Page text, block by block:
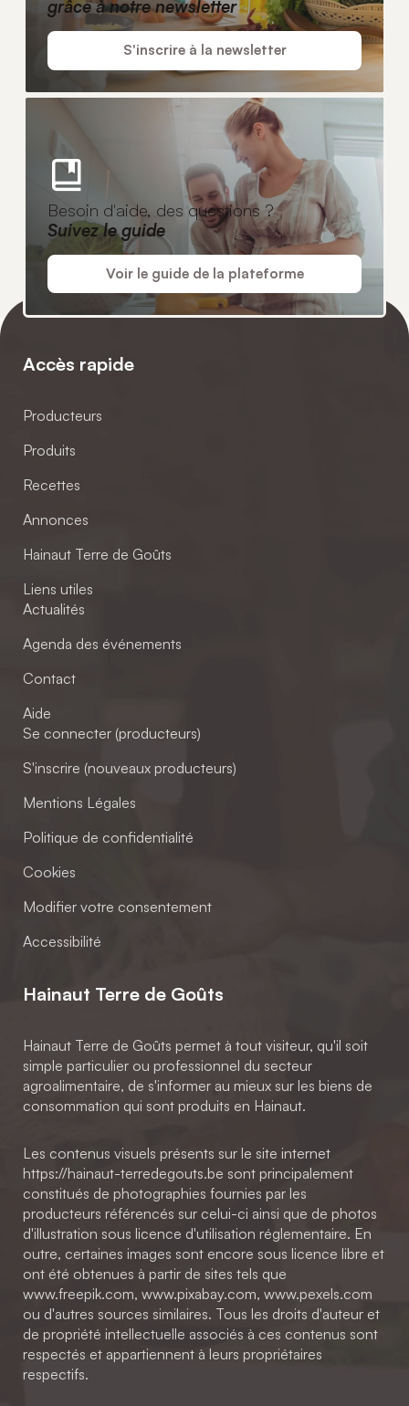
grâce à notre newsletter
S'inscrire à la newsletter
Besoin d'aide, des questions ?
Suivez le guide
Voir le guide de la plateforme
Accès rapide
Producteurs
Produits
Recettes
Annonces
Hainaut Terre de Goûts
Liens utiles
Actualités
Agenda des événements
Contact
Aide
Se connecter (producteurs)
S'inscrire (nouveaux producteurs)
Mentions Légales
Politique de confidentialité
Cookies
Modifier votre consentement
Accessibilité
Hainaut Terre de Goûts
Hainaut Terre de Goûts permet à tout visiteur, qu'il soit
simple particulier ou professionnel du secteur
agroalimentaire, de s'informer au mieux sur les biens de
consommation qui sont produits en Hainaut.
Les contenus visuels présents sur le site internet
https://hainaut-terredegouts.be sont principalement
constitués de photographies fournies par les
producteurs référencés sur celui-ci ainsi que de photos
d'illustration sous licence d'utilisation réglementaire. En
outre, certaines images sont encore sous licence libre et
ont été obtenues à partir de sites tels que
www.freepik.com, www.pixabay.com, www.pexels.com
ou d'autres sources similaires. Tous les droits d'auteur et
de propriété intellectuelle associés à ces contenus sont
respectés et appartiennent à leurs propriétaires
respectifs.